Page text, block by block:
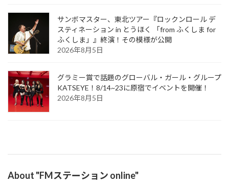
サンボマスター、東北ツアー『ロックンロール デ
スティネーション in とうほく 「from ふくしま for
ふくしま」』終演！その模様が公開
2026年8月5日
グラミー賞で話題のグローバル・ガール・グループ
KATSEYE！8/14~23に原宿でイベントを開催！
2026年8月5日
About "FMステーション online"